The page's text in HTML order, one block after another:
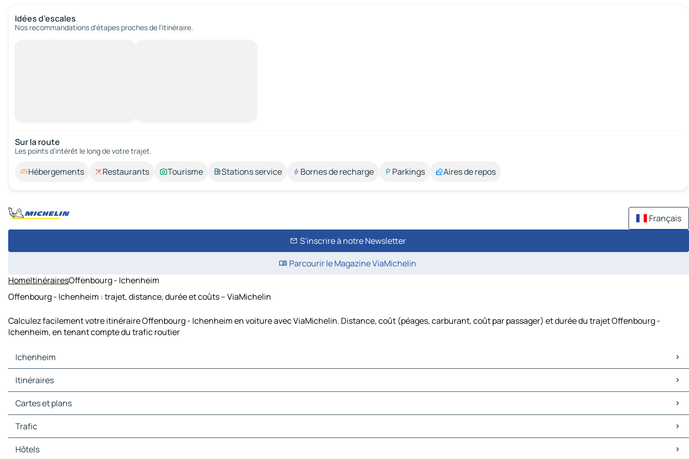
Idées d’escales
Nos recommandations d'étapes proches de l’itinéraire.
Sur la route
Les points d’intérêt le long de votre trajet.
Hébergements Restaurants Tourisme Stations service Bornes de recharge Parkings Aires de repos
Français
S'inscrire à notre Newsletter
Parcourir le Magazine ViaMichelin
HomeItinérairesOffenbourg - Ichenheim
Offenbourg - Ichenheim : trajet, distance, durée et coûts – ViaMichelin
Calculez facilement votre itinéraire Offenbourg - Ichenheim en voiture avec ViaMichelin. Distance, coût (péages, carburant, coût par passager) et durée du trajet Offenbourg -
Ichenheim, en tenant compte du trafic routier
Ichenheim
Ichenheim Cartes et plans
Ichenheim Trafic
Ichenheim Hôtels
Ichenheim Restaurants
Ichenheim Stations-service
Itinéraires
Itinéraires Ichenheim - Strasbourg
Itinéraires Ichenheim - Offenbourg
Itinéraires Ichenheim - Rust
Itinéraires Ichenheim - Friesenheim
Itinéraires Ichenheim - Lahr/Schwarzwald
Itinéraires Ichenheim - Illkirch-Graffenstaden
Cartes et plans
Cartes et plans Strasbourg
Cartes et plans Offenbourg
Cartes et plans Rust
Cartes et plans Friesenheim
Trafic
Trafic Strasbourg
Trafic Offenbourg
Hôtels